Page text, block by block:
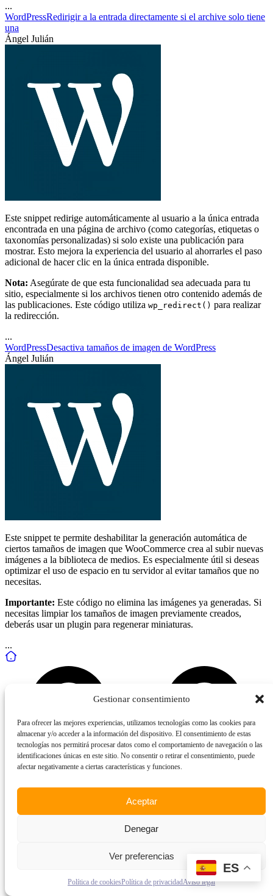
Gestionar consentimiento
Para ofrecer las mejores experiencias, utilizamos tecnologías como las cookies para
almacenar y/o acceder a la información del dispositivo. El consentimiento de estas
tecnologías nos permitirá procesar datos como el comportamiento de navegación o las
identificaciones únicas en este sitio. No consentir o retirar el consentimiento, puede
afectar negativamente a ciertas características y funciones.
Aceptar
Denegar
Ver preferencias
Política de cookiesPolítica de privacidadAviso legal
...
WordPressRedirigir a la entrada directamente si el archive solo tiene
una
Ángel Julián
Este snippet redirige automáticamente al usuario a la única entrada
encontrada en una página de archivo (como categorías, etiquetas o
taxonomías personalizadas) si solo existe una publicación para
mostrar. Esto mejora la experiencia del usuario al ahorrarles el paso
adicional de hacer clic en la única entrada disponible.
Nota: Asegúrate de que esta funcionalidad sea adecuada para tu
sitio, especialmente si los archivos tienen otro contenido además de
las publicaciones. Este código utiliza wp_redirect() para realizar
la redirección.
...
WordPressDesactiva tamaños de imagen de WordPress
Ángel Julián
Este snippet te permite deshabilitar la generación automática de
ciertos tamaños de imagen que WooCommerce crea al subir nuevas
imágenes a la biblioteca de medios. Es especialmente útil si deseas
optimizar el uso de espacio en tu servidor al evitar tamaños que no
necesitas.
Importante: Este código no elimina las imágenes ya generadas. Si
necesitas limpiar los tamaños de imagen previamente creados,
deberás usar un plugin para regenerar miniaturas.
...
ES